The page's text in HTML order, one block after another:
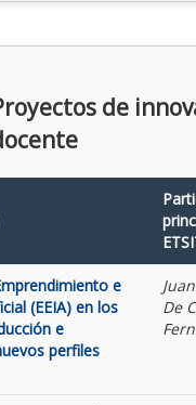
de
e
(EEIA) en los
e
perfiles
De